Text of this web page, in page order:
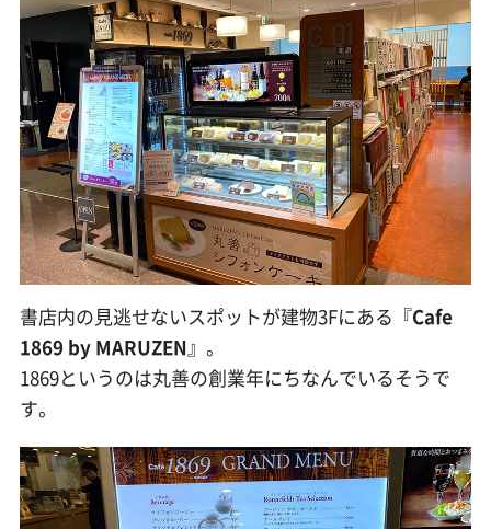
書店内の見逃せないスポットが建物3Fにある『Cafe
1869 by MARUZEN』。
1869というのは丸善の創業年にちなんでいるそうで
す。